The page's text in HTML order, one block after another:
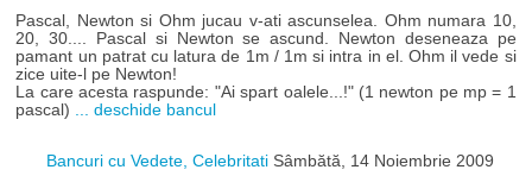
Pascal, Newton si Ohm jucau v-ati ascunselea. Ohm numara 10,
20, 30.... Pascal si Newton se ascund. Newton deseneaza pe
pamant un patrat cu latura de 1m / 1m si intra in el. Ohm il vede si
zice uite-l pe Newton!
La care acesta raspunde: "Ai spart oalele...!" (1 newton pe mp = 1
pascal) ... deschide bancul
Bancuri cu Vedete, Celebritati Sâmbătă, 14 Noiembrie 2009